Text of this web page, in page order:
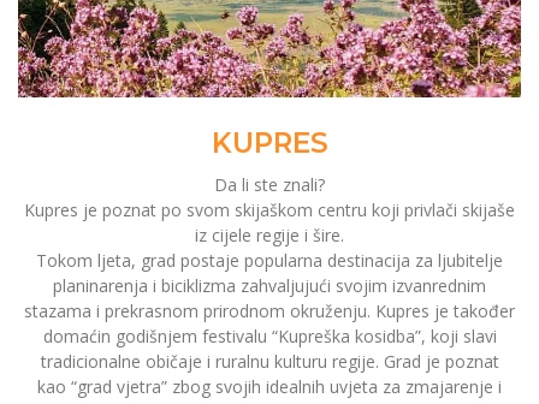
KUPRES
Da li ste znali?
Kupres je poznat po svom skijaškom centru koji privlači skijaše
iz cijele regije i šire.
Tokom ljeta, grad postaje popularna destinacija za ljubitelje
planinarenja i biciklizma zahvaljujući svojim izvanrednim
stazama i prekrasnom prirodnom okruženju. Kupres je također
domaćin godišnjem festivalu “Kupreška kosidba”, koji slavi
tradicionalne običaje i ruralnu kulturu regije. Grad je poznat
kao “grad vjetra” zbog svojih idealnih uvjeta za zmajarenje i